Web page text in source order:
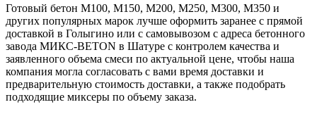
Готовый бетон М100, М150, М200, М250, М300, М350 и
других популярных марок лучше оформить заранее с прямой
доставкой в Голыгино или с самовывозом с адреса бетонного
завода МИКС-BETON в Шатуре с контролем качества и
заявленного объема смеси по актуальной цене, чтобы наша
компания могла согласовать с вами время доставки и
предварительную стоимость доставки, а также подобрать
подходящие миксеры по объему заказа.